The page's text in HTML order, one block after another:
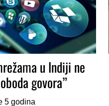
u Indiji ne
govora”
5 godina